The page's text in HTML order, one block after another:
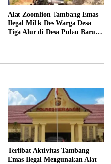
Alat Zoomlion Tambang Emas
Ilegal Milik Des Warga Desa
Tiga Alur di Desa Pulau Baru
Terlibat Aktivitas Tambang
Emas Ilegal Mengunakan Alat